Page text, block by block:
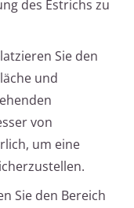
des Estrichs zu
Sie den
und
von
um eine
Sie den Bereich